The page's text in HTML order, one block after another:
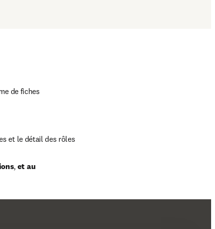
de fiches
et le détail des rôles
, et au